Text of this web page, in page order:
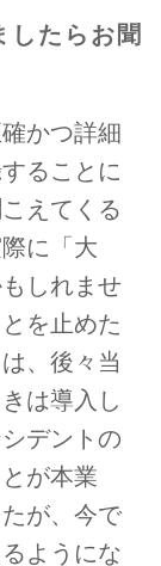
したらお聞
かつ詳細
ることに
えてくる
に「大
しれませ
を止めた
、後々当
は導入し
デントの
が本業
が、今で
ようにな